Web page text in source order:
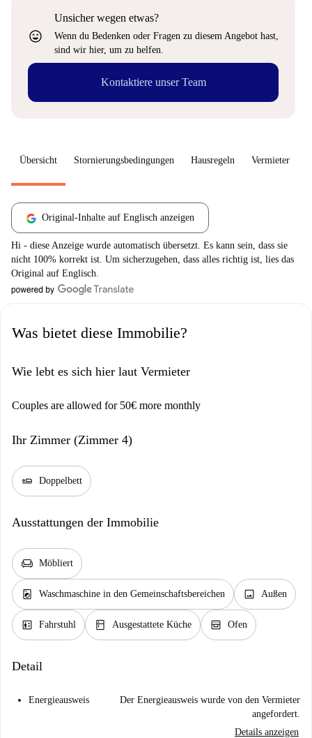
sentiment_very_satisfied
Unsicher wegen etwas?
Wenn du Bedenken oder Fragen zu diesem Angebot hast,
sind wir hier, um zu helfen.
Kontaktiere unser Team
Übersicht Stornierungsbedingungen Hausregeln Vermieter
Original-Inhalte auf Englisch anzeigen
Hi - diese Anzeige wurde automatisch übersetzt. Es kann sein, dass sie
nicht 100% korrekt ist. Um sicherzugehen, dass alles richtig ist, lies das
Original auf Englisch.
Was bietet diese Immobilie?
Wie lebt es sich hier laut Vermieter
Couples are allowed for 50€ more monthly
Ihr Zimmer (Zimmer 4)
airline_seat_flat Doppelbett
Ausstattungen der Immobilie
chair Möbliert
local_laundry_service Waschmaschine in den Gemeinschaftsbereichen image Außen
elevator Fahrstuhl kitchen Ausgestattete Küche oven_gen Ofen
Detail
Energieausweis
Der Energieausweis wurde von den Vermieter
angefordert.
Details anzeigen